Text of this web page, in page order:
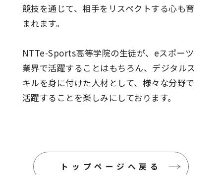
競技を通じて、相手をリスペクトする心も育
まれます。
NTTe-Sports高等学院の生徒が、eスポーツ
業界で活躍することはもちろん、デジタルス
キルを身に付けた人材として、様々な分野で
活躍することを楽しみにしております。
トップページへ戻る